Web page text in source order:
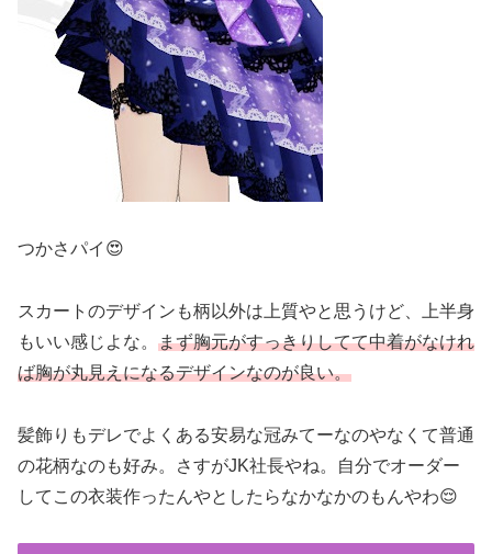
つかさパイ😍
スカートのデザインも柄以外は上質やと思うけど、上半身
もいい感じよな。 まず胸元がすっきりしてて中着がなけれ
ば胸が丸見えになるデザインなのが良い。
髪飾りもデレでよくある安易な冠みてーなのやなくて普通
の花柄なのも好み。さすがJK社長やね。自分でオーダー
してこの衣装作ったんやとしたらなかなかのもんやわ😌